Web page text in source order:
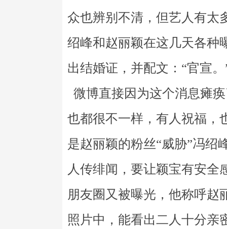
众也辨别不清，但艺人有太
绍峰和赵丽颖在这几天各种
出结婚证，并配文：“官宣。
微博直接因为这个消息瘫
也都很不一样，有人祝福，
是赵丽颖的粉丝“威胁”冯绍
人传绯闻，要让颖宝有安全
朋友圈又被曝光，他称呼赵
照片中，能看出二人十分亲